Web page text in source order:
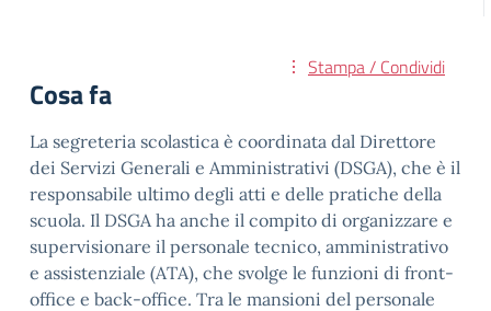
Stampa / Condividi
Cosa fa
La segreteria scolastica è coordinata dal Direttore
dei Servizi Generali e Amministrativi (DSGA), che è il
responsabile ultimo degli atti e delle pratiche della
scuola. Il DSGA ha anche il compito di organizzare e
supervisionare il personale tecnico, amministrativo
e assistenziale (ATA), che svolge le funzioni di front-
office e back-office. Tra le mansioni del personale